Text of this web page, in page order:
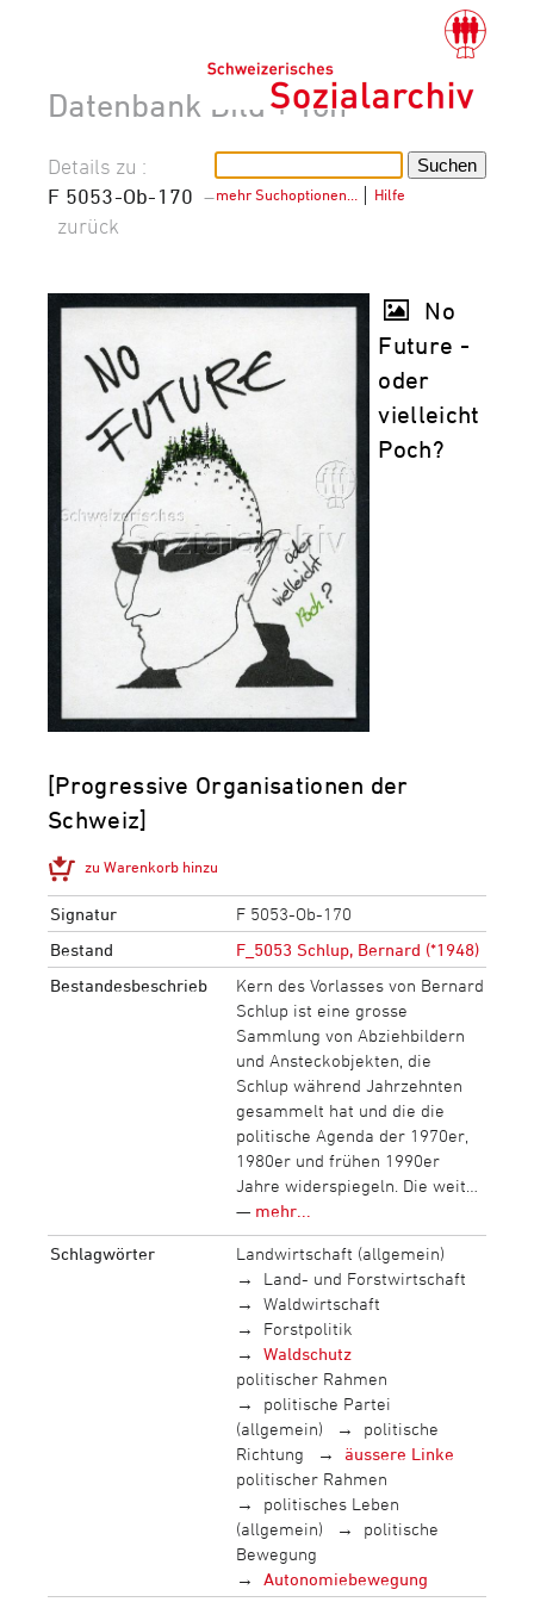
Datenbank Bild + Ton
mehr Suchoptionen… Hilfe
Details zu :
F 5053-Ob-170 –
zurück
No
Future -
oder
vielleicht
Poch?
[Progressive Organisationen der
Schweiz]
zu Warenkorb hinzu
Signatur
F 5053-Ob-170
Bestand
F_5053 Schlup, Bernard (*1948)
Bestandesbeschrieb
Kern des Vorlasses von Bernard
Schlup ist eine grosse
Sammlung von Abziehbildern
und Ansteckobjekten, die
Schlup während Jahrzehnten
gesammelt hat und die die
politische Agenda der 1970er,
1980er und frühen 1990er
Jahre widerspiegeln. Die weit…
— mehr...
Schlagwörter
Landwirtschaft (allgemein)
Land- und Forstwirtschaft
Waldwirtschaft
Forstpolitik
Waldschutz
politischer Rahmen
politische Partei
(allgemein)
politische
Richtung
äussere Linke
politischer Rahmen
politisches Leben
(allgemein)
politische
Bewegung
Autonomiebewegung